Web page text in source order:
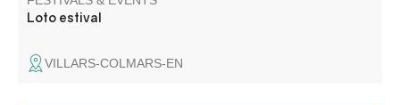
Loto estival
VILLARS-COLMARS-EN